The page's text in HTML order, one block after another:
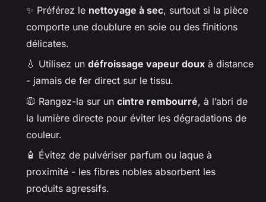
✨ Préférez le nettoyage à sec, surtout si la pièce
comporte une doublure en soie ou des finitions
délicates.
💧 Utilisez un défroissage vapeur doux à distance
- jamais de fer direct sur le tissu.
🧥 Rangez-la sur un cintre rembourré, à l’abri de
la lumière directe pour éviter les dégradations de
couleur.
🧴 Évitez de pulvériser parfum ou laque à
proximité - les fibres nobles absorbent les
produits agressifs.